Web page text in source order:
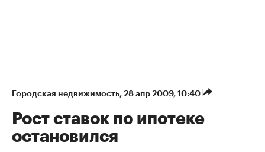
Городская недвижимость⁠, 28 апр 2009, 10:40
Рост ставок по ипотеке
остановился